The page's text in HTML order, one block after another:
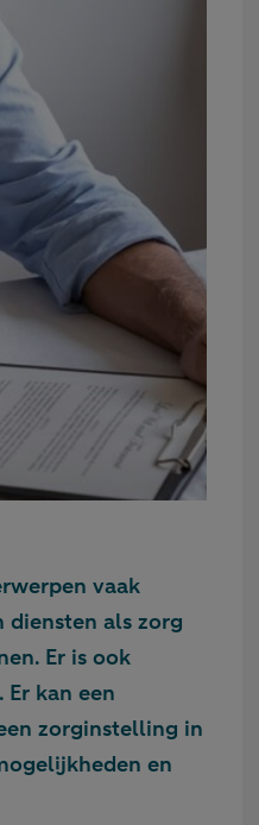
vaak
diensten als zorg
Er is ook
kan een
zorginstelling in
en